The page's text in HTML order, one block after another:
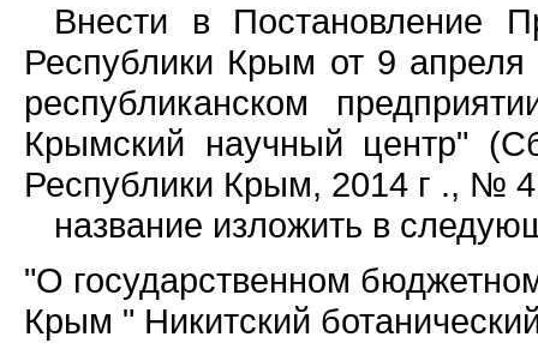
Внести в Постановление
Республики Крым от 9
республиканском
Крымский научный центр"
Республики Крым, 2014 г ., №
название изложить в
"О государственном
Крым " Никитский